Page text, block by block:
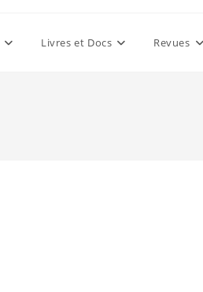
Livres et Docs Revues